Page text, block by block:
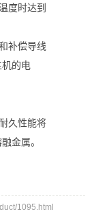
度时达到
补偿导线
的电
久性能将
金属。
1095.html